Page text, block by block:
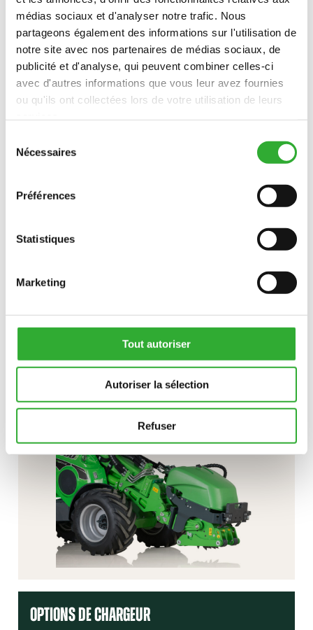
médias sociaux et d'analyser notre trafic. Nous
partageons également des informations sur l'utilisation de
notre site avec nos partenaires de médias sociaux, de
publicité et d'analyse, qui peuvent combiner celles-ci
avec d'autres informations que vous leur avez fournies
ou qu'ils ont collectées lors de votre utilisation de leurs
Nécessaires
Préférences
Statistiques
Marketing
Tout autoriser
Autoriser la sélection
Refuser
CONTACTEZ-NOUS
INTÉRÊT POUR LES accessoires?
CONTACTEZ-NOUS
OPTIONS DE CHARGEUR